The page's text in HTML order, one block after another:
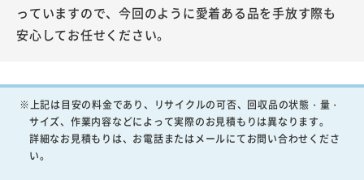
っていますので、今回のように愛着ある品を手放す際も
安心してお任せください。
※上記は目安の料金であり、リサイクルの可否、回収品の状態・量・
サイズ、作業内容などによって実際のお見積もりは異なります。
詳細なお見積もりは、お電話またはメールにてお問い合わせくださ
い。